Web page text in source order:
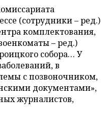
(сотрудники – ред.)
комплектования,
– ред.)
собора… У
в
с позвоночником,
документами»,
журналистов,